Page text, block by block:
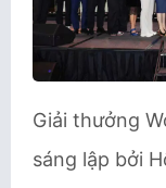
Giải thưởng
sáng lập bởi